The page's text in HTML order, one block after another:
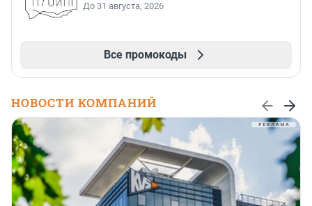
До 31 августа, 2026
Все промокоды
НОВОСТИ КОМПАНИЙ